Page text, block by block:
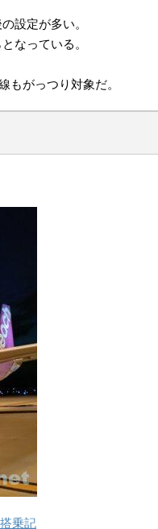
設定が多い。
なっている。
もがっつり対象だ。
乗記